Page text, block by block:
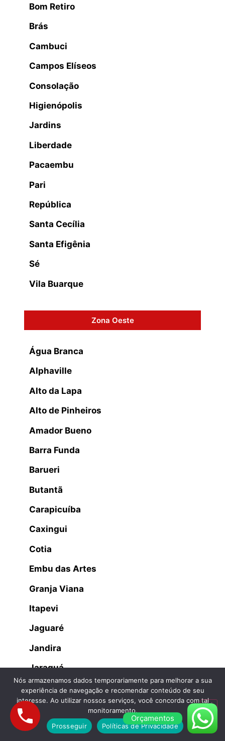
Bom Retiro
Brás
Cambuci
Campos Elíseos
Consolação
Higienópolis
Jardins
Liberdade
Pacaembu
Pari
República
Santa Cecília
Santa Efigênia
Sé
Vila Buarque
Zona Oeste
Água Branca
Alphaville
Alto da Lapa
Alto de Pinheiros
Amador Bueno
Barra Funda
Barueri
Butantã
Carapicuíba
Caxingui
Cotia
Embu das Artes
Granja Viana
Itapevi
Jaguaré
Jandira
Jaraguá
Lapa
Osasco
Parque dos Príncipes
Orçamentos
Nós armazenamos dados temporariamente para melhorar a sua
experiência de navegação e recomendar conteúdo de seu
interesse. Ao utilizar nossos serviços, você concorda com tal
monitoramento.
Prosseguir
Políticas de Privacidade